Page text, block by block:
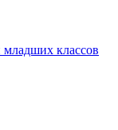
классов